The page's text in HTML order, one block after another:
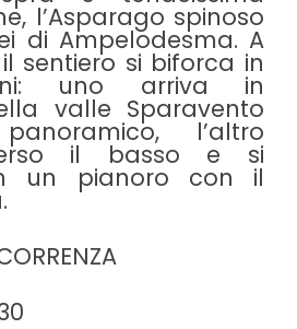
l’Asparago spinoso
di Ampelodesma. A
il sentiero si biforca in
uno arriva in
valle Sparavento
l’altro
il basso e si
un pianoro con il